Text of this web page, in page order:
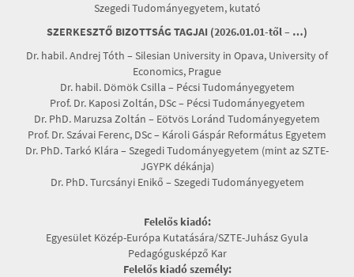
Szegedi Tudományegyetem, kutató
SZERKESZTŐ BIZOTTSÁG TAGJAI (2026.01.01-től – …)
Dr. habil. Andrej Tóth – Silesian University in Opava, University of
Economics, Prague
Dr. habil. Dömök Csilla – Pécsi Tudományegyetem
Prof. Dr. Kaposi Zoltán, DSc – Pécsi Tudományegyetem
Dr. PhD. Maruzsa Zoltán – Eötvös Loránd Tudományegyetem
Prof. Dr. Szávai Ferenc, DSc – Károli Gáspár Református Egyetem
Dr. PhD. Tarkó Klára – Szegedi Tudományegyetem (mint az SZTE-
JGYPK dékánja)
Dr. PhD. Turcsányi Enikő – Szegedi Tudományegyetem
Felelős kiadó:
Egyesület Közép-Európa Kutatására/SZTE-Juhász Gyula
Pedagógusképző Kar
Felelős kiadó személy: